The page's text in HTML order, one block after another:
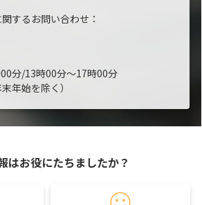
するお問い合わせ：
分/13時00分～17時00分
年始を除く）
はお役にたちましたか？